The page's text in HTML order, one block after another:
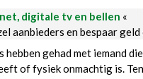
digitale tv en bellen «
aanbieders en bespaar
gehad met iemand
of fysiek onmachtig is.